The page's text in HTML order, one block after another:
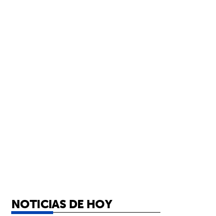
NOTICIAS DE HOY